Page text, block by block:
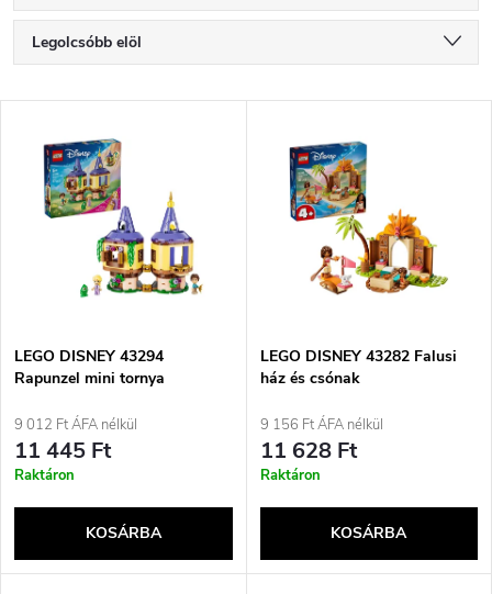
T
e
m
e
k
r
Legolcsóbb elöl
ABC szerint
é
k
e
k
l
LEGO DISNEY 43294
Rapunzel mini tornya
9 012 Ft ÁFA nélkül
11 445 Ft
Raktáron
KOSÁRBA
LEGO DISNEY 43282 Falusi
ház és csónak
9 156 Ft ÁFA nélkül
11 628 Ft
Raktáron
KOSÁRBA